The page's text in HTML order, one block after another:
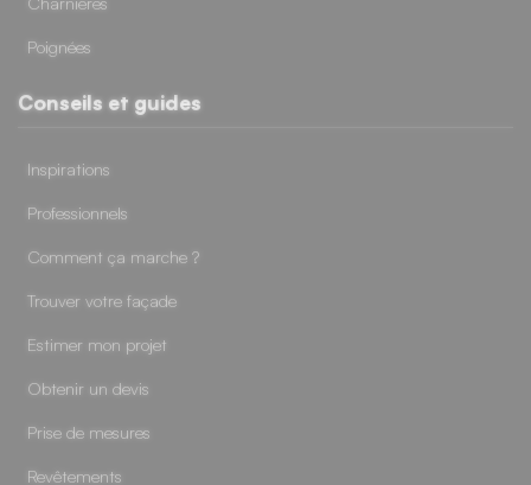
Poignées
Conseils et guides
Inspirations
Professionnels
Comment ça marche ?
Trouver votre façade
Estimer mon projet
Obtenir un devis
Prise de mesures
Revêtements